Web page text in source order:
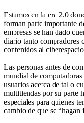
Estamos en la era 2.0
forman parte importante
empresas se han dado
diario tanto compradores
contenidos al
Las personas antes de
mundial de
usuarios acerca de tal o
multitiendas por su parte
especiales para quienes
cambio de que se “hagan